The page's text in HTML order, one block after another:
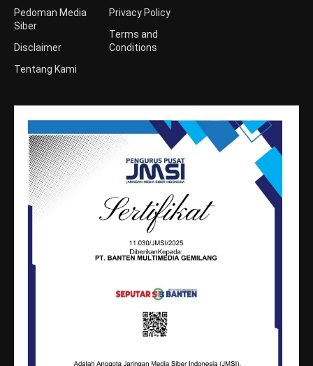
Pedoman Media
Siber
Disclaimer
Tentang Kami
Privacy Policy
Terms and
Conditions